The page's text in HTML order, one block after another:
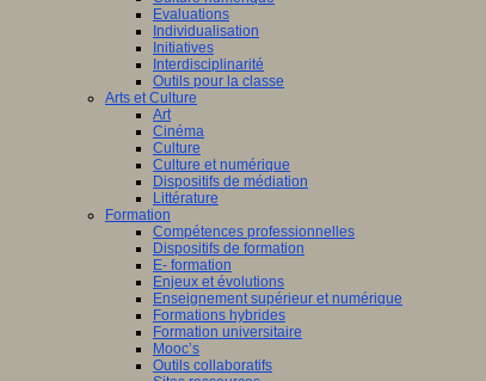
Evaluations
Individualisation
Initiatives
Interdisciplinarité
Outils pour la classe
Arts et Culture
Art
Cinéma
Culture
Culture et numérique
Dispositifs de médiation
Littérature
Formation
Compétences professionnelles
Dispositifs de formation
E- formation
Enjeux et évolutions
Enseignement supérieur et numérique
Formations hybrides
Formation universitaire
Mooc’s
Outils collaboratifs